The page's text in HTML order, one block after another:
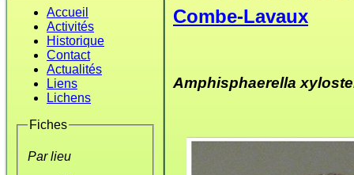
Accueil
Activités
Historique
Contact
Actualités
Liens
Lichens
Fiches
Par lieu
Combe-Lavaux
Amphisphaerella